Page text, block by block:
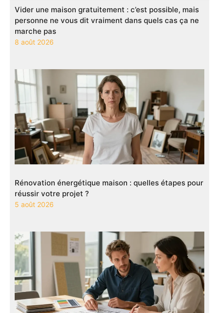
Vider une maison gratuitement : c’est possible, mais
personne ne vous dit vraiment dans quels cas ça ne
marche pas
8 août 2026
Rénovation énergétique maison : quelles étapes pour
réussir votre projet ?
5 août 2026